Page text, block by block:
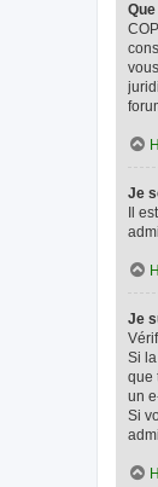
Je
Il
Je
Si
que
un
Si